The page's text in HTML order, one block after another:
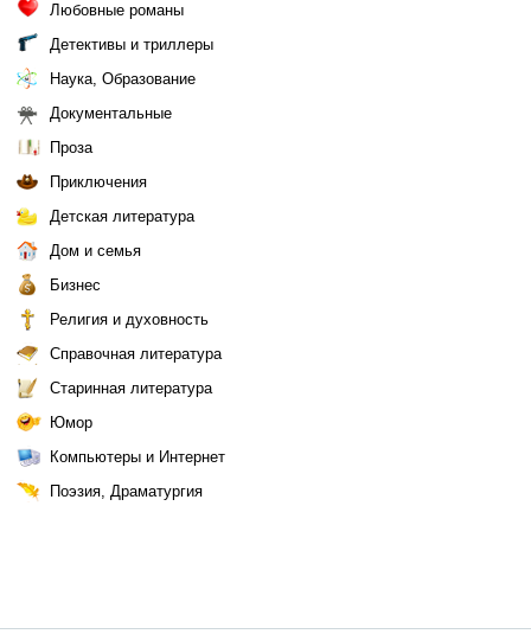
Любовные романы
Детективы и триллеры
Наука, Образование
Документальные
Проза
Приключения
Детская литература
Дом и семья
Бизнес
Религия и духовность
Справочная литература
Старинная литература
Юмор
Компьютеры и Интернет
Поэзия, Драматургия